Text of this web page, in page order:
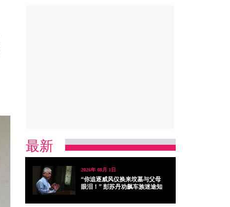
最新
2026年 08月 1日
“你追逐威风仅换来坟墓与父母
眼泪！” 彭苏丹劝飙车族迷途知